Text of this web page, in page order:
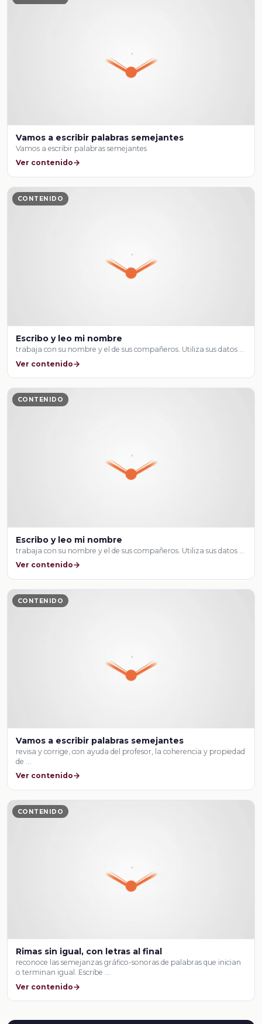
Vamos a escribir palabras semejantes
Vamos a escribir palabras semejantes
Ver contenido
CONTENIDO
Escribo y leo mi nombre
trabaja con su nombre y el de sus compañeros. Utiliza sus datos …
Ver contenido
CONTENIDO
Escribo y leo mi nombre
trabaja con su nombre y el de sus compañeros. Utiliza sus datos …
Ver contenido
CONTENIDO
Vamos a escribir palabras semejantes
revisa y corrige, con ayuda del profesor, la coherencia y propiedad
de …
Ver contenido
CONTENIDO
Rimas sin igual, con letras al final
reconoce las semejanzas gráfico-sonoras de palabras que inician
o terminan igual. Escribe …
Ver contenido